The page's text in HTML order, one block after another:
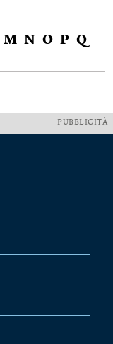
M N O P Q
PUBBLICITÀ